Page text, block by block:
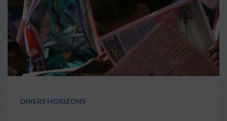
DIVERS HORIZONS